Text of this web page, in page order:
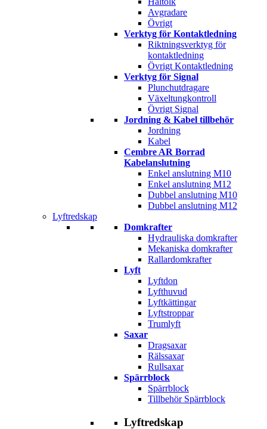
Avgradare
Övrigt
Verktyg för Kontaktledning
Riktningsverktyg för
kontaktledning
Övrigt Kontaktledning
Verktyg för Signal
Plunchutdragare
Växeltungkontroll
Övrigt Signal
Jordning & Kabel tillbehör
Jordning
Kabel
Cembre AR Borrad
Kabelanslutning
Enkel anslutning M10
Enkel anslutning M12
Dubbel anslutning M10
Dubbel anslutning M12
Lyftredskap
Domkrafter
Hydrauliska domkrafter
Mekaniska domkrafter
Rallardomkrafter
Lyft
Lyftdon
Lyfthuvud
Lyftkättingar
Lyftstroppar
Trumlyft
Saxar
Dragsaxar
Rälssaxar
Rullsaxar
Spärrblock
Spärrblock
Tillbehör Spärrblock
Lyftredskap